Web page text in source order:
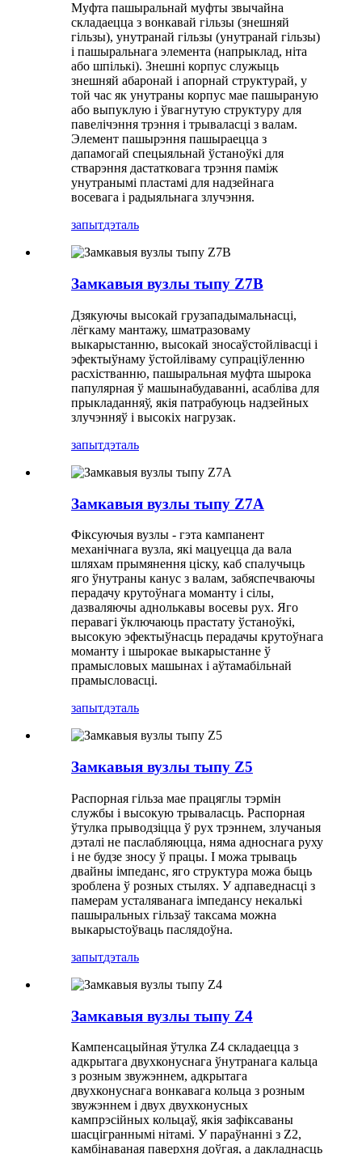
Муфта пашыральнай муфты звычайна
складаецца з вонкавай гільзы (знешняй
гільзы), унутранай гільзы (унутранай гільзы)
і пашыральнага элемента (напрыклад, ніта
або шпількі). Знешні корпус служыць
знешняй абаронай і апорнай структурай, у
той час як унутраны корпус мае пашыраную
або выпуклую і ўвагнутую структуру для
павелічэння трэння і трываласці з валам.
Элемент пашырэння пашыраецца з
дапамогай спецыяльнай ўстаноўкі для
стварэння дастатковага трэння паміж
унутранымі пластамі для надзейнага
восевага і радыяльнага злучэння.
запытдэталь
Замкавыя вузлы тыпу Z7B
Дзякуючы высокай грузападымальнасці,
лёгкаму мантажу, шматразоваму
выкарыстанню, высокай зносаўстойлівасці і
эфектыўнаму ўстойліваму супраціўленню
расхістванню, пашыральная муфта шырока
папулярная ў машынабудаванні, асабліва для
прыкладанняў, якія патрабуюць надзейных
злучэнняў і высокіх нагрузак.
запытдэталь
Замкавыя вузлы тыпу Z7A
Фіксуючыя вузлы - гэта кампанент
механічнага вузла, які мацуецца да вала
шляхам прымянення ціску, каб спалучыць
яго ўнутраны канус з валам, забяспечваючы
перадачу крутоўнага моманту і сілы,
дазваляючы аднолькавы восевы рух. Яго
перавагі ўключаюць прастату ўстаноўкі,
высокую эфектыўнасць перадачы крутоўнага
моманту і шырокае выкарыстанне ў
прамысловых машынах і аўтамабільнай
прамысловасці.
запытдэталь
Замкавыя вузлы тыпу Z5
Распорная гільза мае працяглы тэрмін
службы і высокую трываласць. Распорная
ўтулка прыводзіцца ў рух трэннем, злучаныя
дэталі не паслабляюцца, няма адноснага руху
і не будзе зносу ў працы. І можа трываць
двайны імпеданс, яго структура можа быць
зроблена ў розных стылях. У адпаведнасці з
памерам усталяванага імпедансу некалькі
пашыральных гільзаў таксама можна
выкарыстоўваць паслядоўна.
запытдэталь
Замкавыя вузлы тыпу Z4
Кампенсацыйная ўтулка Z4 складаецца з
адкрытага двухконуснага ўнутранага кальца
з розным звужэннем, адкрытага
двухконуснага вонкавага кольца з розным
звужэннем і двух двухконусных
кампрэсійных кольцаў, якія зафіксаваны
шасціграннымі нітамі. У параўнанні з Z2,
камбінаваная паверхня доўгая, а дакладнасць